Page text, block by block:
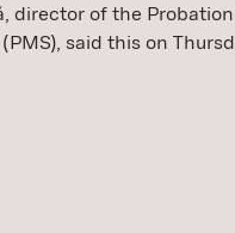
director of the
said this on